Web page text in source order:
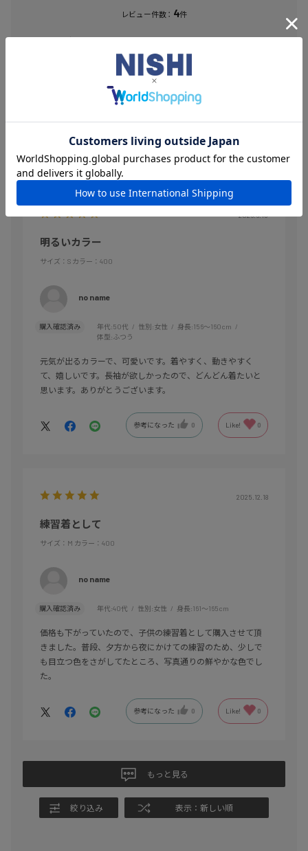
レビュー件数： 4件
★ 5
絞り込み 表示：新しい順
2026.6.13
明るいカラー
サイズ：S カラー：400
no name
購入確認済み 年代:50代 性別:女性 身長:156～160cm
体型:ふつう
元気が出るカラーで、可愛いです。着やすく、動きやすく
て、嬉しいです。長袖が欲しかったので、どんどん着たいと
思います。ありがとうございます。
参考になった 0 Like! 0
2025.12.18
練習着として
サイズ：M カラー：400
no name
購入確認済み 年代:40代 性別:女性 身長:161～165cm
価格も下がっていたので、子供の練習着として購入させて頂
きました。普段、夕方から夜にかけての練習のため、少しで
も目立つ色をさがしてたところ、写真通りの鮮やかな色でし
た。
参考になった 0 Like! 0
もっと見る
絞り込み 表示：新しい順